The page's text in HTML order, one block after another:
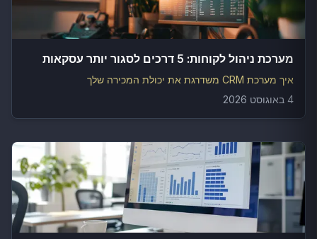
מערכת ניהול לקוחות: 5 דרכים לסגור יותר עסקאות
איך מערכת CRM משדרגת את יכולת המכירה שלך
4 באוגוסט 2026